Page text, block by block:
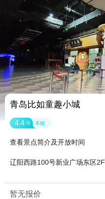
青岛比如童趣小城
4.4 分 不错
查看景点简介及开放时间
辽阳西路100号新业广场东区2F
暂无报价